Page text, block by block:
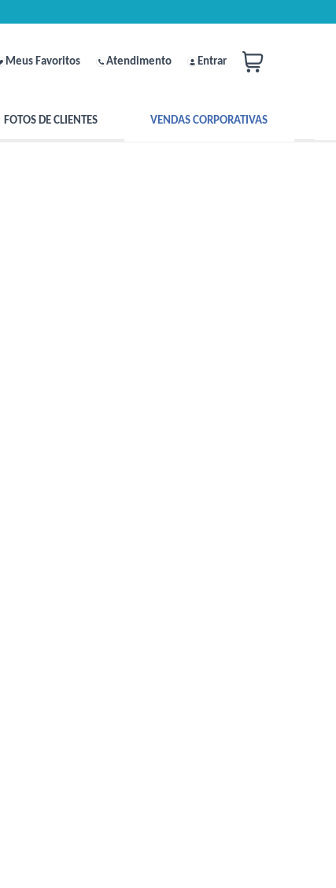
Meus Favoritos Atendimento Entrar
FOTOS DE CLIENTES VENDAS CORPORATIVAS